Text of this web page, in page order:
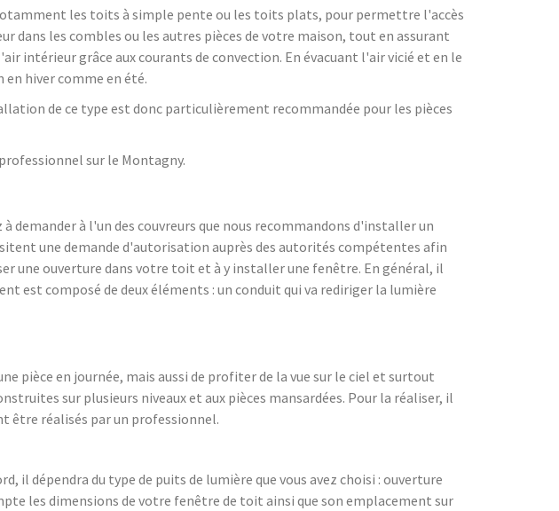
les toits à simple pente ou les toits plats, pour permettre l'accès
dans les combles ou les autres pièces de votre maison, tout en assurant
intérieur grâce aux courants de convection. En évacuant l'air vicié et en le
hiver comme en été.
de ce type est donc particulièrement recommandée pour les pièces
sur le Montagny.
demander à l'un des couvreurs que nous recommandons d'installer un
une demande d'autorisation auprès des autorités compétentes afin
une ouverture dans votre toit et à y installer une fenêtre. En général, il
est composé de deux éléments : un conduit qui va rediriger la lumière
pièce en journée, mais aussi de profiter de la vue sur le ciel et surtout
sur plusieurs niveaux et aux pièces mansardées. Pour la réaliser, il
être réalisés par un professionnel.
dépendra du type de puits de lumière que vous avez choisi : ouverture
les dimensions de votre fenêtre de toit ainsi que son emplacement sur